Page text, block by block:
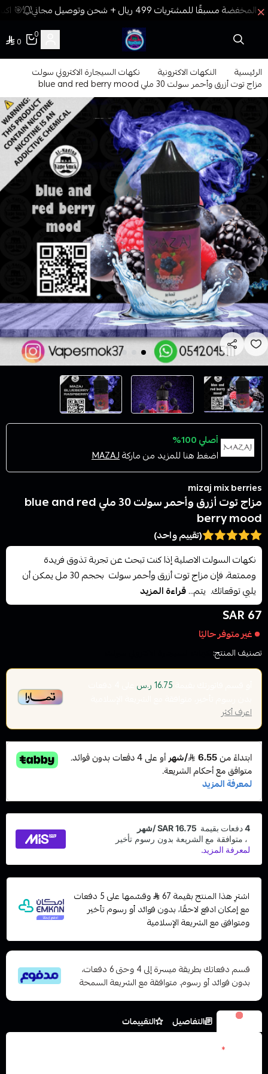
🎯
فيب المدينة
0
0
الرئيسية النكهات الاكترونية نكهات السيجارة الاكتروني سولت
مزاج توت أزرق وأحمر سولت 30 ملي blue and red berry mood
أصلي 100%
اضغط هنا للمزيد من ماركةMAZAJ
mizaj mix berries
مزاج توت أزرق وأحمر سولت 30 ملي blue and red
berry mood
(تقييم واحد)
نكهات السولت الاصلية إذا كنت تبحث عن تجربة تذوق فريدة
وممتعة، فإن مزاج توت أزرق وأحمر سولت بحجم 30 مل يمكن أن
يلبي توقعاتك. يتم...قراءة المزيد
67 SAR
غير متوفر حاليًا
تصنيف المنتج:
16.75 ر.س
اعرف أكثر
اشترِ هذا المنتج بقيمة 67
وقسّمها على 5 دفعات
مع إمكان ادفع لاحقًا، بدون فوائد أو رسوم تأخير
ومتوافق مع الشريعة الإسلامية
قسم دفعاتك بطريقة ميسرة إلى 4 وحتى 6 دفعات،
بدون فوائد أو رسوم. متوافقة مع الشريعة السمحة
الخيارات التفاصيل
التقييمات
*